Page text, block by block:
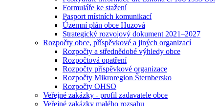
Formuláře ke stažení
Pasport místních komunikací
Územní plán obce Huzová
Strategický rozvojový dokument 2021–2027
Rozpočty obce, příspěvkové a jiných organizací
Rozpočty a střednědobé výhledy obce
Rozpočtová opatření
Rozpočty příspěvkové organizace
Rozpočty Mikroregion Šternbersko
Rozpočty OHSO
Veřejné zakázky - profil zadavatele obce
Veřejné zakázky malého rozsahu